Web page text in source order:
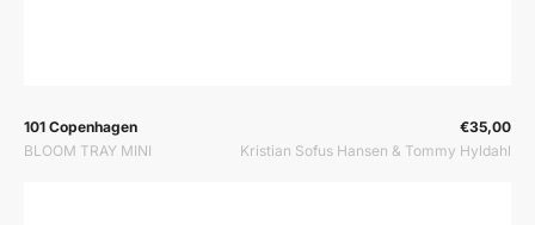
Prodavač:
101 Copenhagen
BLOOM TRAY MINI
€35,00
Kristian Sofus Hansen & Tommy Hyldahl